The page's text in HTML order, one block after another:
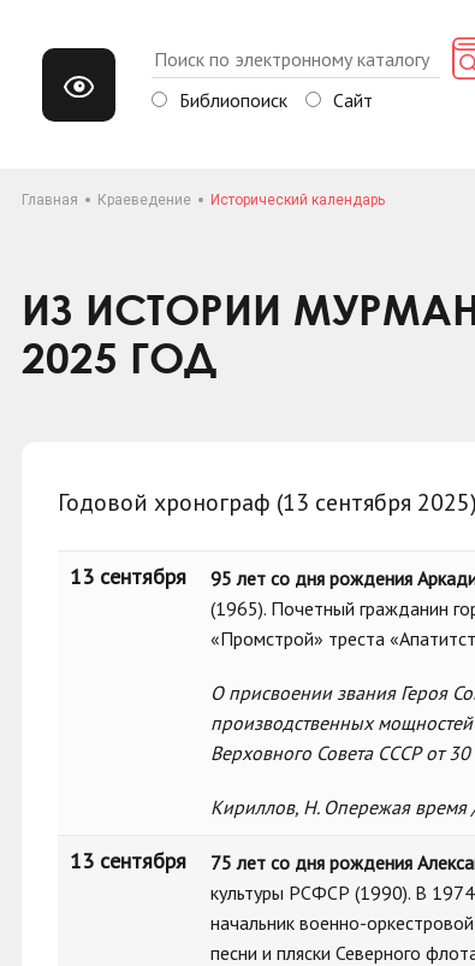
Библиопоиск Сайт
Главная Краеведение Исторический календарь
ИЗ ИСТОРИИ
2025 ГОД
Годовой хронограф (13 сентября 2025)
13 сентября 95 лет со дня рождения
(1965). Почетный гражданин
«Промстрой» треста
О присвоении звания Героя
производственных
Верховного Совета СССР от
Кириллов, Н. Опережая время
13 сентября 75 лет со дня рождения
культуры РСФСР (1990). В
начальник военно-
песни и пляски Северного